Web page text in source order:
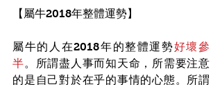
【屬牛2018年整體運勢】
屬牛的人在2018年的整體運勢好壞參
半。所謂盡人事而知天命，所需要注意
的是自己對於在乎的事情的心態。所謂